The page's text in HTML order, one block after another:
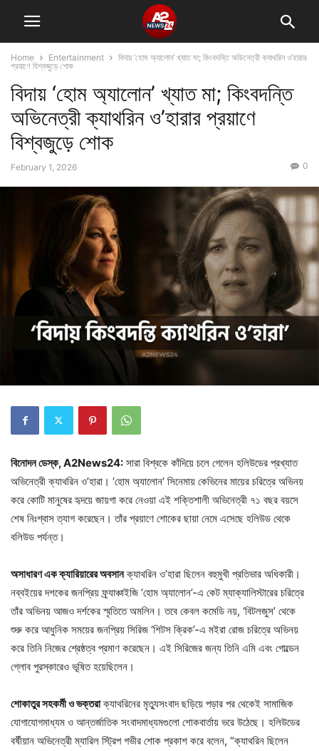
Home Entertainment
বিদায় ‘হোম অ্যালোন’ খ্যাত মা; কিংবদন্তি অভিনেত্রী ক্যাথরিন ও’হারার
প্রয়াণে বিশ্বজুড়ে শোক
বিদায় ‘হোম অ্যালোন’ খ্যাত মা; কিংবদন্তি
অভিনেত্রী ক্যাথরিন ও’হারার প্রয়াণে
বিশ্বজুড়ে শোক
February 1, 2026 0
বিনোদন ডেস্ক, A2News24: সারা বিশ্বকে কাঁদিয়ে চলে গেলেন হলিউডের প্রখ্যাত
অভিনেত্রী ক্যাথরিন ও’হারা। ‘হোম অ্যালোন’ সিনেমায় কেভিনের মায়ের চরিত্রে অভিনয়
করে কোটি মানুষের হৃদয়ে জায়গা করে নেওয়া এই শক্তিশালী অভিনেত্রী ৭১ বছর বয়সে
শেষ নিঃশ্বাস ত্যাগ করেছেন। তাঁর প্রয়াণে শোকের ছায়া নেমে এসেছে হলিউড থেকে
বলিউড পর্যন্ত।
অসাধারণ এক ক্যারিয়ারের অবসানক্যাথরিন ও’হারা ছিলেন বহুমুখী প্রতিভার অধিকারী।
নব্বইয়ের দশকের জনপ্রিয় ফ্র্যাঞ্চাইজি ‘হোম অ্যালোন’-এ কেট ম্যাক্যালিস্টারের চরিত্রে
তাঁর অভিনয় আজও দর্শকের স্মৃতিতে অমলিন। তবে কেবল কমেডি নয়, ‘বিটলজুস’ থেকে
শুরু করে আধুনিক সময়ের জনপ্রিয় সিরিজ ‘শিটস ক্রিক’-এ মইরা রোজ চরিত্রে অভিনয়
করে তিনি নিজের শ্রেষ্ঠত্ব প্রমাণ করেছেন। এই সিরিজের জন্য তিনি এমি এবং গোল্ডেন
গ্লোব পুরস্কারেও ভূষিত হয়েছিলেন।
শোকাতুর সহকর্মী ও ভক্তরাক্যাথরিনের মৃত্যুসংবাদ ছড়িয়ে পড়ার পর থেকেই সামাজিক
যোগাযোগমাধ্যম ও আন্তর্জাতিক সংবাদমাধ্যমগুলো শোকবার্তায় ভরে উঠেছে। হলিউডের
বর্ষীয়ান অভিনেত্রী ম্যারিল স্ট্রিপ গভীর শোক প্রকাশ করে বলেন, “ক্যাথরিন ছিলেন